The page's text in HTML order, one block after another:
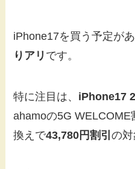
iPhone17を買う予定が
りアリ です。
特に注目は、 iPhone17
ahamoの5G WELCOME
換えで43,780円割引の対